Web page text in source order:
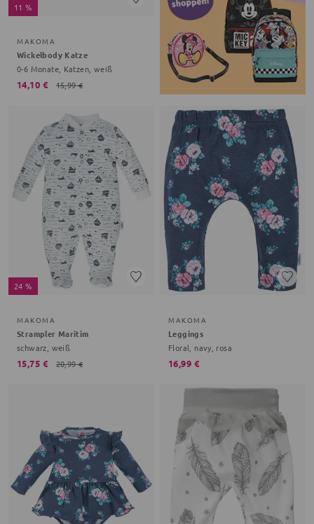
11 %
MAKOMA
Wickelbody Katze
0-6 Monate, Katzen, weiß
14,10 € 15,99 €
24 %
MAKOMA
Strampler Maritim
schwarz, weiß
15,75 € 20,99 €
MAKOMA
Leggings
Floral, navy, rosa
16,99 €